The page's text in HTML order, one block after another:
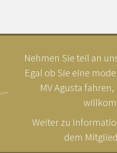
Nehmen Sie teil an
Egal ob Sie eine
MV Agusta
Weiter zu
dem